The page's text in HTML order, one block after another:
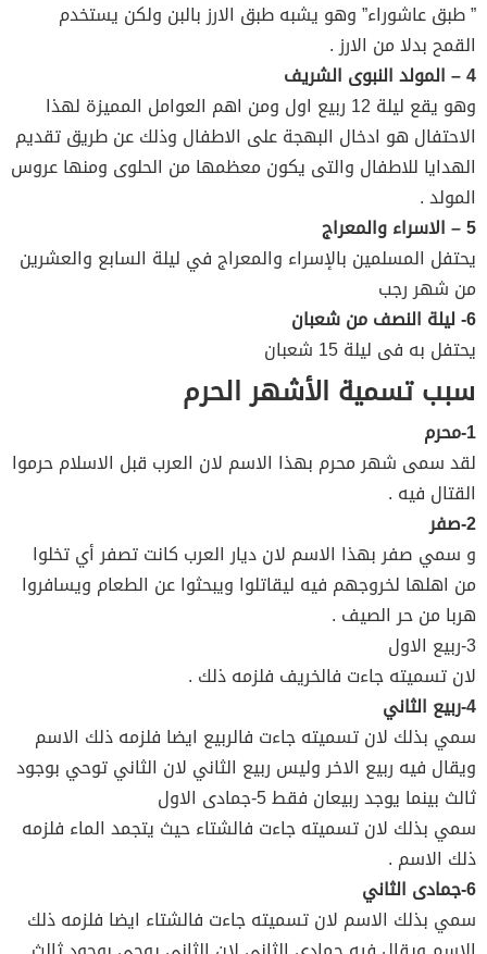
” طبق عاشوراء” وهو يشبه طبق الارز بالبن ولكن يستخدم
القمح بدلا من الارز .
4 – المولد النبوى الشريف
وهو يقع ليلة 12 ربيع اول ومن اهم العوامل المميزة لهذا
الاحتفال هو ادخال البهجة على الاطفال وذلك عن طريق تقديم
الهدايا للاطفال والتى يكون معظمها من الحلوى ومنها عروس
المولد .
5 – الاسراء والمعراج
يحتفل المسلمين بالإسراء والمعراج في ليلة السابع والعشرين
من شهر رجب
6- ليلة النصف من شعبان
يحتفل به فى ليلة 15 شعبان
سبب تسمية الأشهر الحرم
1-محرم
لقد سمى شهر محرم بهذا الاسم لان العرب قبل الاسلام حرموا
القتال فيه .
2-صفر
و سمي صفر بهذا الاسم لان ديار العرب كانت تصفر أي تخلوا
من اهلها لخروجهم فيه ليقاتلوا ويبحثوا عن الطعام ويسافروا
هربا من حر الصيف .
3-ربيع الاول
لان تسميته جاءت فالخريف فلزمه ذلك .
4-ربيع الثاني
سمي بذلك لان تسميته جاءت فالربيع ايضا فلزمه ذلك الاسم
ويقال فيه ربيع الاخر وليس ربيع الثاني لان الثاني توحي بوجود
ثالث بينما يوجد ربيعان فقط 5-جمادى الاول
سمي بذلك لان تسميته جاءت فالشتاء حيث يتجمد الماء فلزمه
ذلك الاسم .
6-جمادى الثاني
سمي بذلك الاسم لان تسميته جاءت فالشتاء ايضا فلزمه ذلك